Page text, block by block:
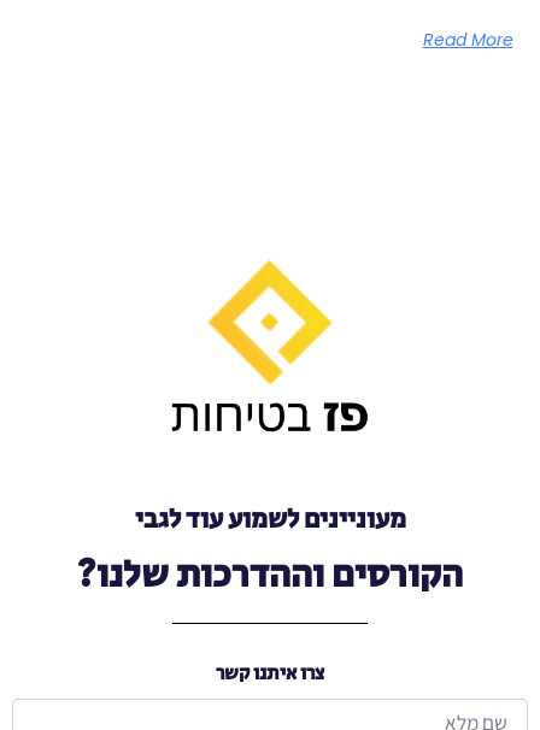
Read More
מעוניינים לשמוע עוד לגבי
הקורסים וההדרכות שלנו?
צרו איתנו קשר